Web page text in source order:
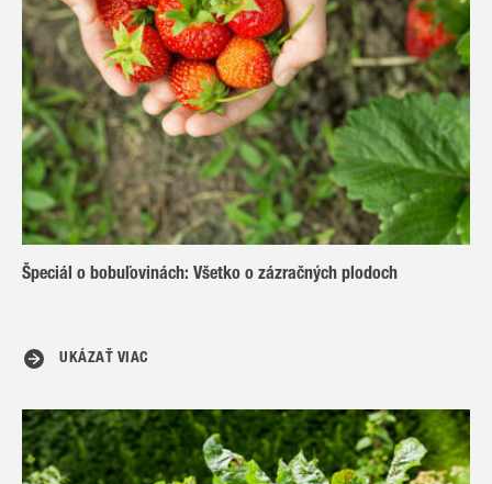
Špeciál o bobuľovinách: Všetko o zázračných plodoch
UKÁZAŤ VIAC